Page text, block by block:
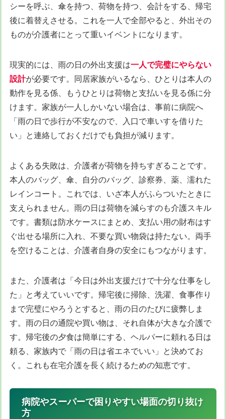
シーを呼ぶ、傘を持つ、荷物を持つ、会計をする、帰宅
後に着替えさせる。これを一人で全部やると、外出その
ものが介護者にとって重いイベントになります。
現実的には、雨の日の外出支援は一人で完璧にやらない
設計が必要です。同居家族がいるなら、ひとりは本人の
動作を見る係、もうひとりは荷物と支払いを見る係に分
けます。家族が一人しかいない場合は、事前に病院へ
「雨の日で歩行が不安なので、入口で車いすを借りた
い」と連絡しておくだけでも負担が減ります。
よくある失敗は、介護者が荷物を持ちすぎることです。
本人のバッグ、傘、自分のバッグ、診察券、薬、濡れた
レインコート。これでは、いざ本人がふらついたときに
支えられません。雨の日は荷物を減らすのも介護スキル
です。書類は防水ケースにまとめ、支払い用の財布はす
ぐ出せる場所に入れ、不要な買い物袋は持たない。両手
を空けることは、介護者自身の安全にもつながります。
また、介護者は「今日は外出支援だけで十分な仕事をし
た」と考えていいです。帰宅後に掃除、洗濯、食事作り
まで完璧にやろうとすると、雨の日のたびに疲弊しま
す。雨の日の通院や買い物は、それ自体が大きな介護で
す。帰宅後の夕食は簡単にする、ヘルパーに頼れる日は
頼る、家族内で「雨の日は省エネでいい」と決めてお
く。これも在宅介護を長く続けるための知恵です。
病院やスーパーで困りやすい場面の切り抜け
方